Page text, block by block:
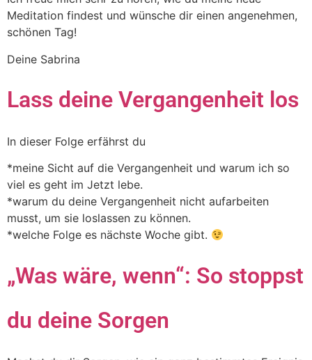
Meditation findest und wünsche dir einen angenehmen,
schönen Tag!
Deine Sabrina
Lass deine Vergangenheit los
In dieser Folge erfährst du
*meine Sicht auf die Vergangenheit und warum ich so
viel es geht im Jetzt lebe.
*warum du deine Vergangenheit nicht aufarbeiten
musst, um sie loslassen zu können.
*welche Folge es nächste Woche gibt.
„Was wäre, wenn“: So stoppst
du deine Sorgen